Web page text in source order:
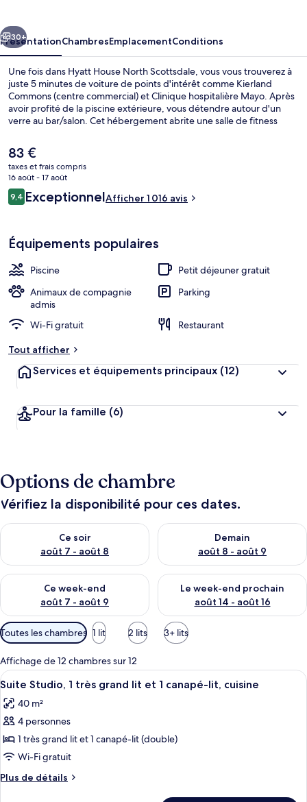
Suivant
30+
PrésentationChambresEmplacementConditions
Une fois dans Hyatt House North Scottsdale, vous vous trouverez à
juste 5 minutes de voiture de points d'intérêt comme Kierland
Commons (centre commercial) et Clinique hospitalière Mayo. Après
avoir profité de la piscine extérieure, vous détendre autour d'un
verre au bar/salon. Cet hébergement abrite une salle de fitness
plus pratique, les chambres bénéficient d'un canapé-lit et un
réfrigérateur. Les autres voyageurs ne tarissent pas d'éloges en ce
qui concerne le personnel attentionné et le petit déjeuner.
Le
prix
actuel
est
de
83 €
taxes et frais compris
16 août - 17 août
Avis
voyageurs
9,49,4 sur 10
ExceptionnelAfficher 1 016 avis
Équipements populaires
Piscine
Petit déjeuner gratuit
Animaux de compagnie
admis
Parking
Wi-Fi gratuit
Restaurant
Tout afficher
Services et équipements principaux (12)
Pour la famille (6)
Options de chambre
Vérifiez la disponibilité pour ces dates.
Ce soir
août 7 - août 8
Vérifier la disponibilité pour ce soir août 7 - août 8
Demain
août 8 - août 9
Vérifier la disponibilité pour
Ce week-end
août 7 - août 9
Vérifier la disponibilité pour ce week-end août 7 - août 9
Le week-end prochain
août 14 - août 16
Vérifier la disponibilité pour
Filtres
disponibles
pour
les
chambres
Toutes les chambres 1 lit 2 lits 3+ lits
Affichage de 12 chambres sur 12
Afficher
toutes
les
photos
pour
ce
type
de
Une chambre d’hôtel avec un lit, un
6
Suite Studio, 1 très grand lit et 1 canapé-lit, cuisine
40 m²
4 personnes
1 très grand lit et 1 canapé-lit (double)
Wi-Fi gratuit
Plus de détails
Plus